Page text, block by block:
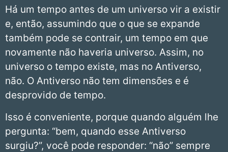
Há um tempo antes de um universo vir a existir
e, então, assumindo que o que se expande
também pode se contrair, um tempo em que
novamente não haveria universo. Assim, no
universo o tempo existe, mas no Antiverso,
não. O Antiverso não tem dimensões e é
desprovido de tempo.
Isso é conveniente, porque quando alguém lhe
pergunta: “bem, quando esse Antiverso
surgiu?”, você pode responder: “não” sempre